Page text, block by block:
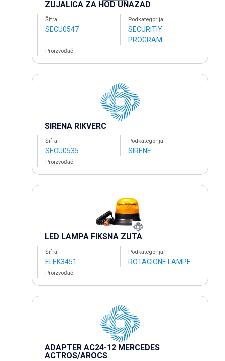
ZUJALICA ZA HOD UNAZAD
Šifra:
SECU0547
Podkategorija:
SECURITIY
PROGRAM
Proizvođač:
SIRENA RIKVERC
Šifra:
SECU0535
Podkategorija:
SIRENE
Proizvođač:
LED LAMPA FIKSNA ZUTA
Šifra:
ELEK3451
Podkategorija:
ROTACIONE LAMPE
Proizvođač:
ADAPTER AC24-12 MERCEDES
ACTROS/AROCS